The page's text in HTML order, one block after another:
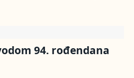
94. rođendana